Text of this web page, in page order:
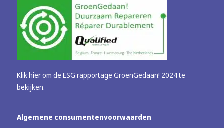
Klik hier om de ESG rapportage GroenGedaan! 2024 te
bekijken.
Algemene consumentenvoorwaarden